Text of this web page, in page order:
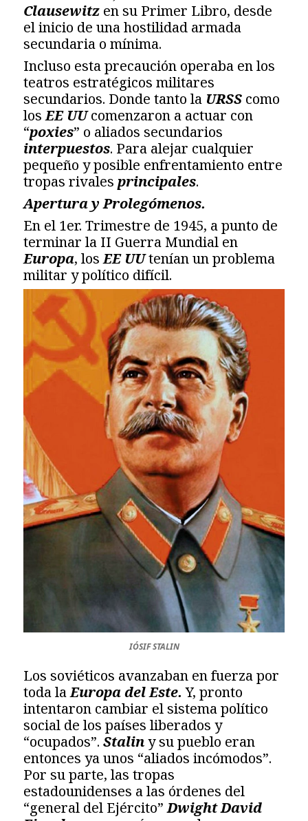
Clausewitz en su Primer Libro, desde
el inicio de una hostilidad armada
secundaria o mínima.
Incluso esta precaución operaba en los
teatros estratégicos militares
secundarios. Donde tanto la URSS como
losEE UUcomenzaron a actuar con
“poxies” o aliados secundarios
interpuestos. Para alejar cualquier
pequeño y posible enfrentamiento entre
tropas rivalesprincipales.
Apertura y Prolegómenos.
En el 1er. Trimestre de 1945, a punto de
terminar la II Guerra Mundial en
Europa, losEE UUtenían un problema
militar y político difícil.
IÓSIF STALIN
Los soviéticos avanzaban en fuerza por
toda laEuropa del Este.Y, pronto
intentaron cambiar el sistema político
social de los países liberados y
“ocupados”.Staliny su pueblo eran
entonces ya unos “aliados incómodos”.
Por su parte, las tropas
estadounidenses a las órdenes del
“general del Ejército”Dwight David